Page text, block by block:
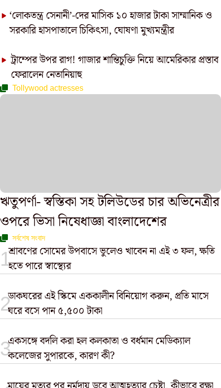
‘লোকতন্ত্র সেনানী’-দের মাসিক ১০ হাজার টাকা সাম্মানিক ও
সরকারি হাসপাতালে চিকিৎসা, ঘোষণা মুখ্যমন্ত্রীর
ট্রাম্পের উপর রাগ! গাজার শান্তিচুক্তি নিয়ে আমেরিকার প্রস্তাব
ফেরালেন নেতানিয়াহু
Tollywood actresses
ঋতুপর্ণা- স্বস্তিকা সহ টলিউডের চার অভিনেত্রীর
ওপরে ভিসা নিষেধাজ্ঞা বাংলাদেশের
সর্বশেষ সংবাদ
শ্রাবণের সোমের উপবাসে ভুলেও খাবেন না এই ৩ ফল, ক্ষতি
হতে পারে স্বাস্থ্যের
ডাকঘরের এই স্কিমে এককালীন বিনিয়োগ করুন, প্রতি মাসে
ঘরে বসে পান ৫,৫০০ টাকা
একসঙ্গে বদলি করা হল কলকাতা ও বর্ধমান মেডিক্যাল
কলেজের সুপারকে, কারণ কী?